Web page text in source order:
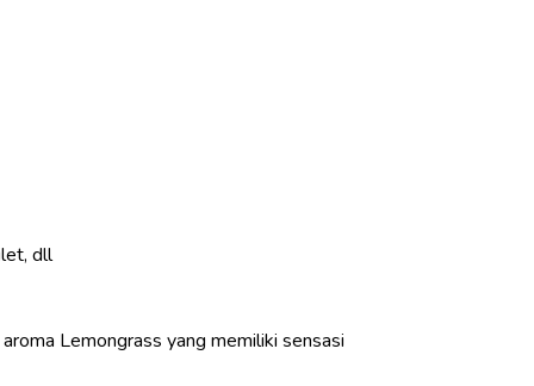
dll
Lemongrass yang memiliki sensasi